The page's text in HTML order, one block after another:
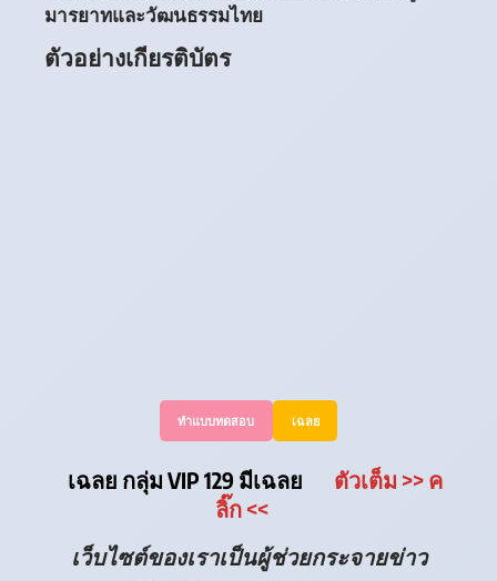
มารยาทและวัฒนธรรมไทย
ตัวอย่างเกียรติบัตร
ทำแบบทดสอบ เฉลย
เฉลย กลุ่ม VIP 129 มีเฉลย ตัวเต็ม >> ค
ลิ๊ก <<
เว็บไซต์ของเราเป็นผู้ช่วยกระจายข่าว